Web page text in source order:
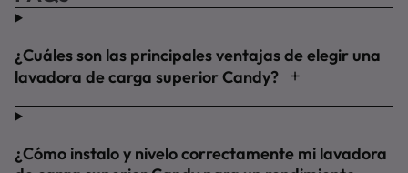
¿Cuáles son las principales ventajas de elegir una
lavadora de carga superior Candy?
¿Cómo instalo y nivelo correctamente mi lavadora